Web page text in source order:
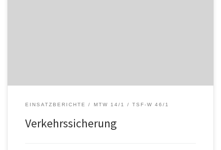
EINSATZBERICHTE MTW 14/1 TSF-W 46/1
Verkehrssicherung